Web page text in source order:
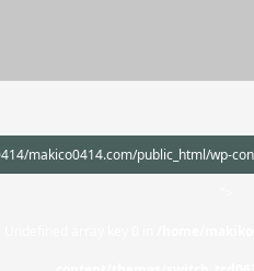
makico0414.com/public_html/wp-